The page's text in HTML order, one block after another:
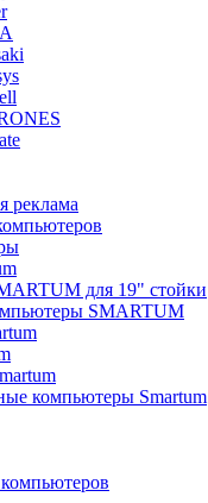
реклама
для 19" стойки
SMARTUM
компьютеры Smartum